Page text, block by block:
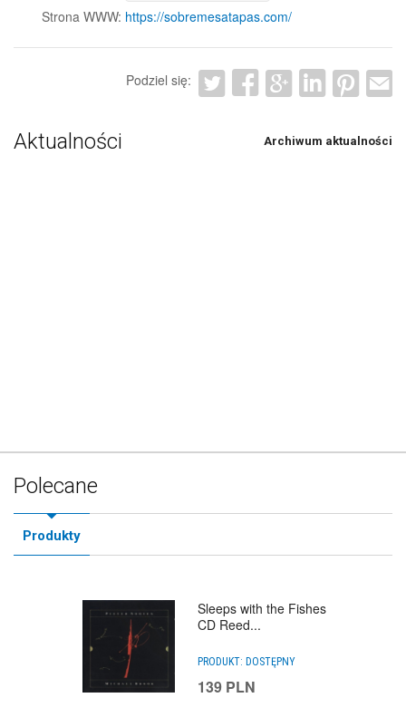
Strona WWW: https://sobremesatapas.com/
Podziel się:
Aktualności Archiwum aktualności
Polecane
Produkty
Sleeps with the Fishes
CD Reed...
PRODUKT: DOSTĘPNY
139 PLN